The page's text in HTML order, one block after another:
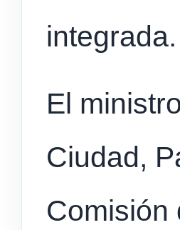
integrada.
El
Ciudad,
Comisión